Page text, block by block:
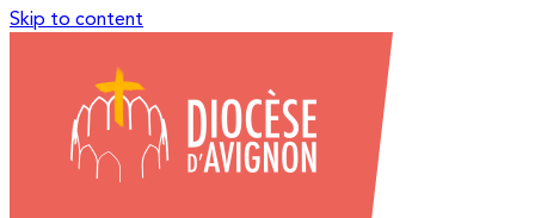
Skip to content